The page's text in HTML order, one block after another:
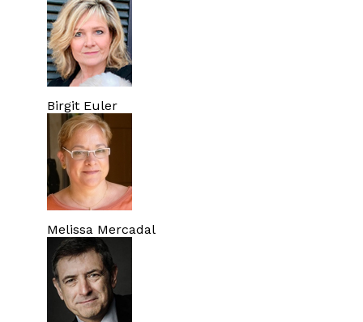
Birgit Euler
Melissa Mercadal